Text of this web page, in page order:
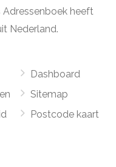
heeft
Nederland.
Dashboard
Sitemap
Postcode kaart